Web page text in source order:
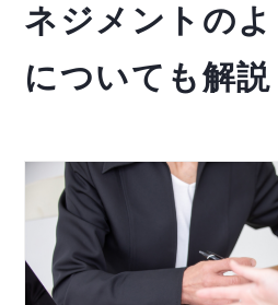
ネジメントの
についても解説